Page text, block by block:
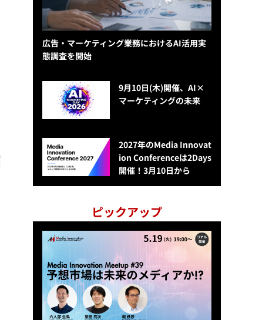
広告・マーケティング業務におけるAI活用実
態調査を開始
9月10日(木)開催、AI×
マーケティングの未来
2027年のMedia Innovat
ion Conferenceは2Days
開催！3月10日から
ピックアップ